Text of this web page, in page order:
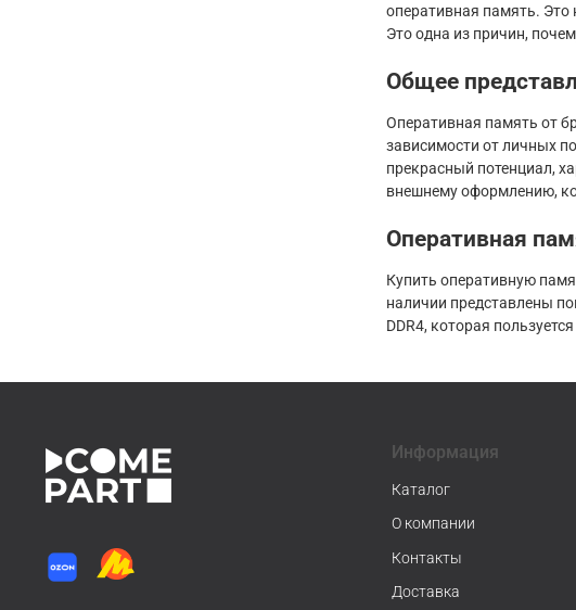
оперативная память. Это
Это одна из причин,
Общее
Оперативная память от
зависимости от личных
прекрасный потенциал,
внешнему оформлению,
Оперативная
Купить оперативную
наличии представлены
DDR4, которая
Информация
Каталог
О компании
Контакты
Доставка